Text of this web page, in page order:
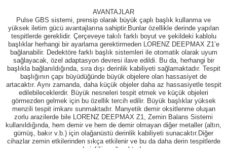
AVANTAJLAR
Pulse GBS sistemi, prensip olarak büyük çaplı başlık kullanma ve
yüksek iletim gücü avantajlarına sahiptir.Bunlar özellikle derinde yapılan
tespitlerde gereklidir. Çerçeveye takılı farklı boyut ve şekildeki kablolu
başlıklar herhangi bir ayarlama gerektirmeden LORENZ DEEPMAX Z1’e
bağlanabilir. Dedektöre farklı başlık sistemleri ile otomatik olarak uyum
sağlayacak, özel adaptasyon devresi ilave edildi. Bu da, herhangi bir
başlıkla bağlanıldığında, sıra dışı derinlik kabiliyeti sağlamaktadır. Tespit
başlığının çapı büyüdüğünde büyük objelere olan hassasiyet de
artacaktır. Aynı zamanda, daha küçük objeler daha az hassasiyetle tespit
edilebileceklerdir. Büyük nesneleri tespit etmek ve küçük objeleri
görmezden gelmek için bu özellik tercih edilir. Büyük başlıklar yüksek
menzili tespit imkanı sunmaktadır. Manyetik demir oksitlenme oluşan
zorlu arazilerde bile LORENZ DEEPMAX Z1, Zemin Balans Sistemi
kullanıldığında, hem demir ve hem de demir olmayan diğer metaller (altın,
gümüş, bakır v.b.) için olağanüstü derinlik kabiliyeti sunacaktır.Diğer
cihazlar zemin etkilerinden sıkça etkilenir ve bu da daha derin tespitlerde